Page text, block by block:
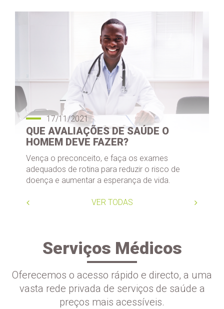
17/11/2021
QUE AVALIAÇÕES DE SAÚDE O
HOMEM DEVE FAZER?
Vença o preconceito, e faça os exames
adequados de rotina para reduzir o risco de
doença e aumentar a esperança de vida.
VER TODAS
Serviços Médicos
Oferecemos o acesso rápido e directo, a uma
vasta rede privada de serviços de saúde a
preços mais acessíveis.